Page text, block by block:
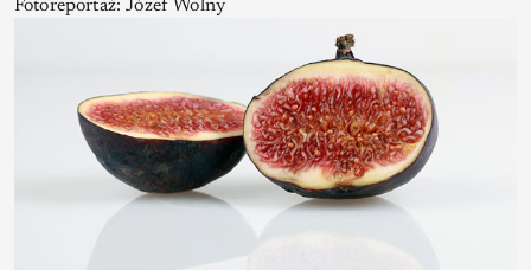
Fotoreportaż: Józef Wolny